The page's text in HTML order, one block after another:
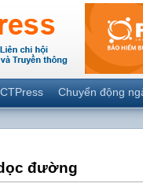
Chuyển động
đường